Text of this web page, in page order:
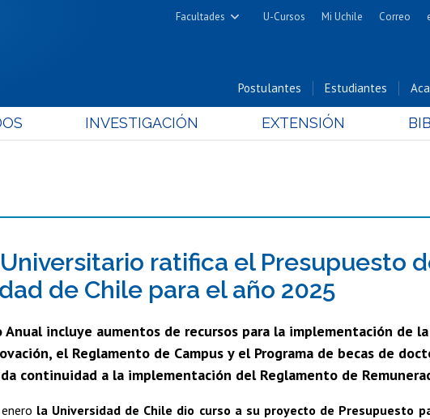
Facultades
Cs. Físicas y Matemáticas
Cs.
Cs. Químicas y Farmacéuticas
Estudios Avanzados en Educación
Nutrición y Tecnología de
U-Cursos Mi Uchile Correo
Postulantes Estudiantes
INVESTIGACIÓN EXTENSIÓN
ratifica el Presupuesto
de Chile para el año 2025
Anual incluye aumentos de recursos para la implementación de
el Reglamento de Campus y el Programa de becas de
continuidad a la implementación del Reglamento de
la Universidad de Chile dio curso a su proyecto de Presupuesto